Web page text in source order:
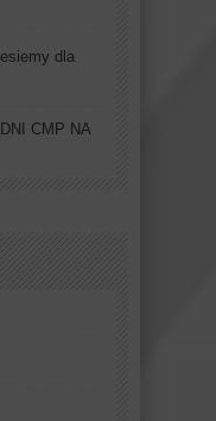
dla
CMP NA